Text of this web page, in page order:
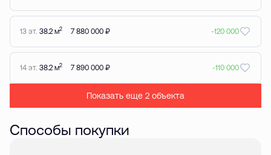
13 эт. 38.2 м2 7 880 000 ₽ -120 000
14 эт. 38.2 м2 7 890 000 ₽ -110 000
Показать еще 2 объектa
Способы покупки